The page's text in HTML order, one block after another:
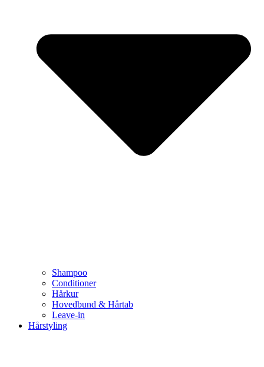
Shampoo
Conditioner
Hårkur
Hovedbund & Hårtab
Leave-in
Hårstyling